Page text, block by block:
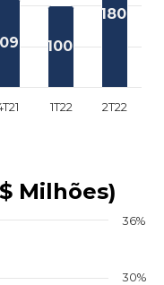
100
180
1T22 2T22
Milhões)
30%
36%